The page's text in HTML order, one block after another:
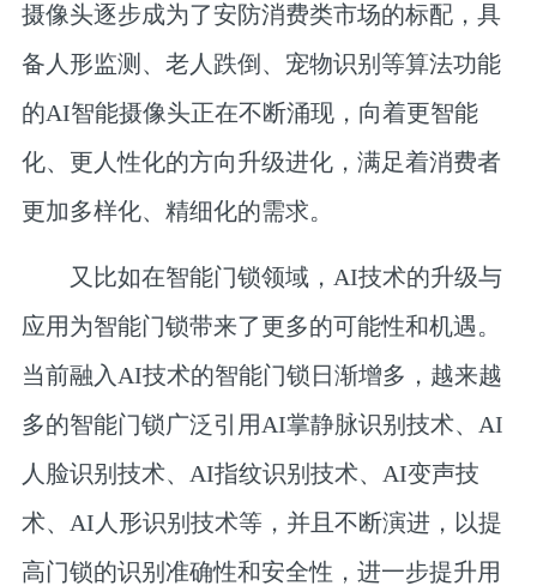
摄像头逐步成为了安防消费类市场的标配，具
备人形监测、老人跌倒、宠物识别等算法功能
的AI智能摄像头正在不断涌现，向着更智能
化、更人性化的方向升级进化，满足着消费者
更加多样化、精细化的需求。
又比如在智能门锁领域，AI技术的升级与
应用为智能门锁带来了更多的可能性和机遇。
当前融入AI技术的智能门锁日渐增多，越来越
多的智能门锁广泛引用AI掌静脉识别技术、AI
人脸识别技术、AI指纹识别技术、AI变声技
术、AI人形识别技术等，并且不断演进，以提
高门锁的识别准确性和安全性，进一步提升用